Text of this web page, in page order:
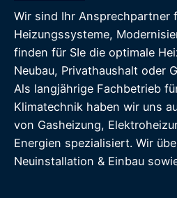
Wir sind Ihr Ansprechpartner
Heizungssysteme,
finden für SIe die optimale
Neubau, Privathaushalt oder
Als langjährige Fachbetrieb
Klimatechnik haben wir uns
von Gasheizung,
Energien spezialisiert. Wir
Neuinstallation & Einbau